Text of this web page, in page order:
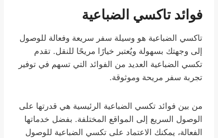
فوائد تاكسي الضباعية
تاكسي الضباعية هو وسيلة سفر سريعة وفعالة للوصول
إلى وجهتك بسهولة ويُعتبر خيارًا مريحًا للنقل. تقدم
تكسي الضباعية العديد من الفوائد التي تسهم في توفير
تجربة سفر مريحة وموثوقة.
من بين فوائد تكسي الضباعية الرئيسية هي قدرتها على
الوصول السريع إلى المواقع المختلفة. بفضل خدماتها
الفعالة، يمكنك الاعتماد على تكسي الضباعية للوصول